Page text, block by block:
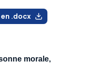
.docx
morale,